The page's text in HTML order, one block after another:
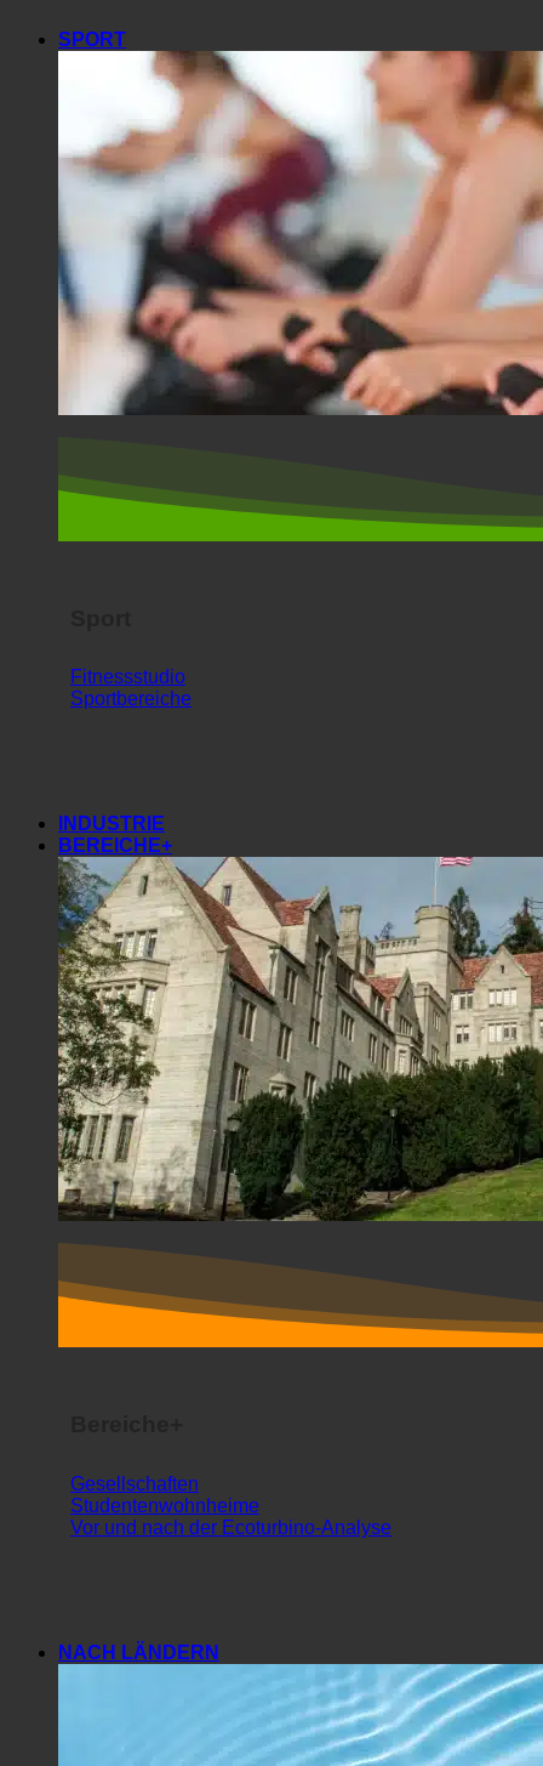
SPORT
Fitnessstudio
Sportbereiche
INDUSTRIE
BEREICHE+
Gesellschaften
Studentenwohnheime
Vor und nach der Ecoturbino-Analyse
NACH LÄNDERN